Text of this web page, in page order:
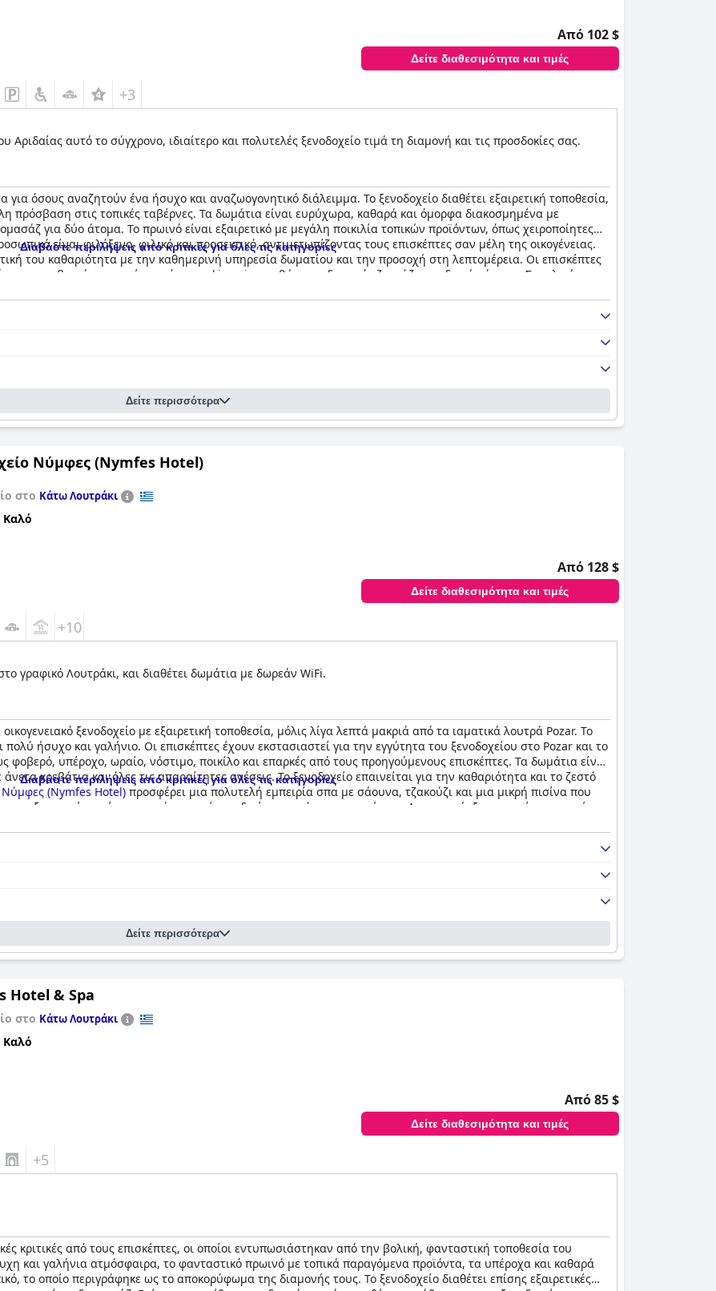
Από 102 $
Δείτε διαθεσιμότητα και τιμές
+3
αυτό το σύγχρονο, ιδιαίτερο και πολυτελές ξενοδοχείο τιμά τη διαμονή και τις προσδοκίες σας.
για όσους αναζητούν ένα ήσυχο και αναζωογονητικό διάλειμμα. Το ξενοδοχείο διαθέτει εξαιρετική τοποθεσία,
πρόσβαση στις τοπικές ταβέρνες. Τα δωμάτια είναι ευρύχωρα, καθαρά και όμορφα διακοσμημένα με
για δύο άτομα. Το πρωινό είναι εξαιρετικό με μεγάλη ποικιλία τοπικών προϊόντων, όπως χειροποίητες
είναι φιλόξενο, φιλικό και προσεκτικό, αντιμετωπίζοντας τους επισκέπτες σαν μέλη της οικογένειας.
του καθαριότητα με την καθημερινή υπηρεσία δωματίου και την προσοχή στη λεπτομέρεια. Οι επισκέπτες
κρεβατιών, ορισμένα ακόμη και king size, καθώς και ιδιωτικό τζακούζι στα δωμάτιά τους. Συνολικά, το
Διαβάστε περιλήψεις από κριτικές για όλες τις κατηγορίες
Δείτε περισσότερα
Νύμφες (Nymfes Hotel)
στο Κάτω Λουτράκι
Καλό
Από 128 $
Δείτε διαθεσιμότητα και τιμές
+10
γραφικό Λουτράκι, και διαθέτει δωμάτια με δωρεάν WiFi.
οικογενειακό ξενοδοχείο με εξαιρετική τοποθεσία, μόλις λίγα λεπτά μακριά από τα ιαματικά λουτρά Pozar. Το
πολύ ήσυχο και γαλήνιο. Οι επισκέπτες έχουν εκστασιαστεί για την εγγύτητα του ξενοδοχείου στο Pozar και το
φοβερό, υπέροχο, ωραίο, νόστιμο, ποικίλο και επαρκές από τους προηγούμενους επισκέπτες. Τα δωμάτια είναι
κρεβάτια και όλες τις απαραίτητες ανέσεις. Το ξενοδοχείο επαινείται για την καθαριότητα και το ζεστό
Νύμφες (Nymfes Hotel) προσφέρει μια πολυτελή εμπειρία σπα με σάουνα, τζακούζι και μια μικρή πισίνα που
εξωτερικές πισίνες εκτιμώνται επίσης ιδιαίτερα από τους επισκέπτες. Αν και υπήρξαν μερικές αρνητικές
Διαβάστε περιλήψεις από κριτικές για όλες τις κατηγορίες
Δείτε περισσότερα
Hotel & Spa
στο Κάτω Λουτράκι
Καλό
Από 85 $
Δείτε διαθεσιμότητα και τιμές
+5
κριτικές από τους επισκέπτες, οι οποίοι εντυπωσιάστηκαν από την βολική, φανταστική τοποθεσία του
και γαλήνια ατμόσφαιρα, το φανταστικό πρωινό με τοπικά παραγόμενα προϊόντα, τα υπέροχα και καθαρά
το οποίο περιγράφηκε ως το αποκορύφωμα της διαμονής τους. Το ξενοδοχείο διαθέτει επίσης εξαιρετικές